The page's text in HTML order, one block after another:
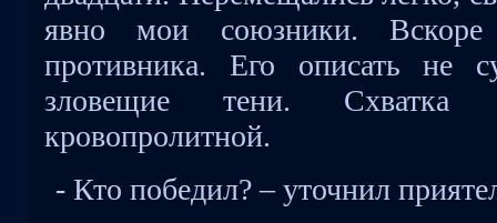
явно мои союзники. Вскоре
противника. Его описать не
зловещие тени. Схватка
кровопролитной.
- Кто победил? – уточнил